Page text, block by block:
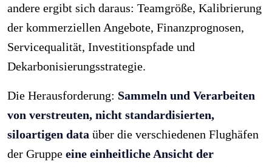
andere ergibt sich daraus: Teamgröße, Kalibrierung
der kommerziellen Angebote, Finanzprognosen,
Servicequalität, Investitionspfade und
Dekarbonisierungsstrategie.
Die Herausforderung: Sammeln und Verarbeiten
von verstreuten, nicht standardisierten,
siloartigen data über die verschiedenen Flughäfen
der Gruppeeine einheitliche Ansicht der